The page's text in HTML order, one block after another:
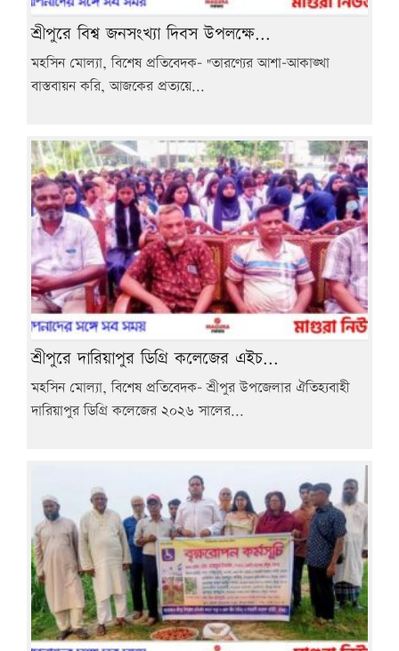
শ্রীপুরে বিশ্ব জনসংখ্যা দিবস উপলক্ষে...
মহসিন মোল্যা, বিশেষ প্রতিবেদক- "তারণ্যের আশা-আকাঙ্খা
বাস্তবায়ন করি, আজকের প্রত্যয়ে...
শ্রীপুরে দারিয়াপুর ডিগ্রি কলেজের এইচ...
মহসিন মোল্যা, বিশেষ প্রতিবেদক- শ্রীপুর উপজেলার ঐতিহ্যবাহী
দারিয়াপুর ডিগ্রি কলেজের ২০২৬ সালের...